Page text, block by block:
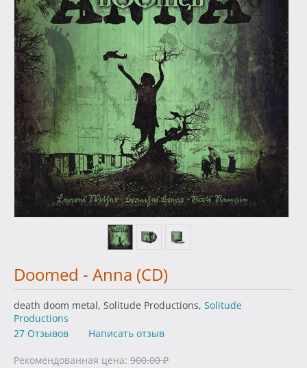
Doomed - Anna (CD)
death doom metal, Solitude Productions, Solitude
Productions
27 Отзывов
Написать отзыв
Рекомендованная цена: 900.00 ₽